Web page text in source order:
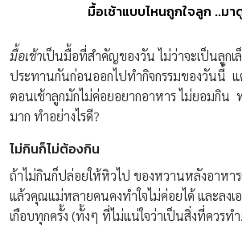
มื้อเช้าแบบไหนถูกใจลูก ..มา
มื้อเช้าเป็นมื้อที่สำคัญของวัน ไม่ว่าจะเป็นลูกเ
ประทานกันก่อนออกไปทำกิจกรรมของวันนี้
ตอนเช้าลูกมักไม่ค่อยอยากอาหาร ไม่ยอมกิ
มาก ทำอย่างไรดี?
ไม่กินก็ไม่ต้องกิน
ถ้าไม่กินก็ปล่อยให้หิวไป ของหวานหลังอาหาร
แล้วคุณแม่หลายคนคงทำใจไม่ค่อยได้ และลงเ
เกือบทุกครั้ง (ทั้งๆ ที่ไม่แน่ใจว่าเป็นสิ่งที่ควรท